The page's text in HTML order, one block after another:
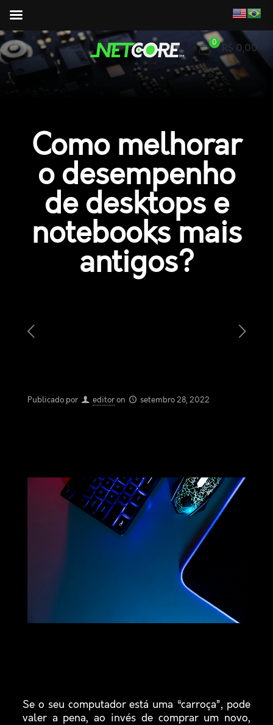
0
R$ 0,00
Como melhorar
o desempenho
de desktops e
notebooks mais
antigos?
Publicado por editoron setembro 28, 2022
Se o seu computador está uma “carroça”, pode
valer a pena, ao invés de comprar um novo,